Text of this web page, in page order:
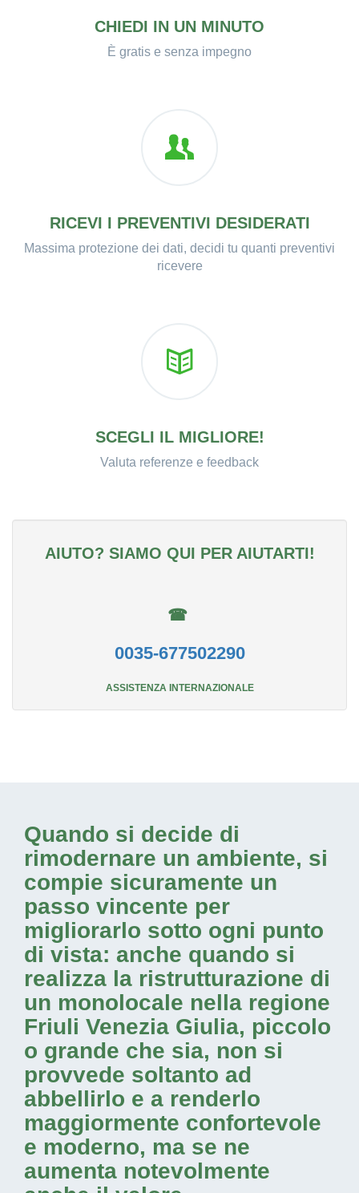
CHIEDI IN UN MINUTO
È gratis e senza impegno
RICEVI I PREVENTIVI DESIDERATI
Massima protezione dei dati, decidi tu quanti preventivi
ricevere
SCEGLI IL MIGLIORE!
Valuta referenze e feedback
AIUTO? SIAMO QUI PER AIUTARTI!
☎
0035-677502290
ASSISTENZA INTERNAZIONALE
Quando si decide di
rimodernare un ambiente, si
compie sicuramente un
passo vincente per
migliorarlo sotto ogni punto
di vista: anche quando si
realizza la ristrutturazione di
un monolocale nella regione
Friuli Venezia Giulia, piccolo
o grande che sia, non si
provvede soltanto ad
abbellirlo e a renderlo
maggiormente confortevole
e moderno, ma se ne
aumenta notevolmente